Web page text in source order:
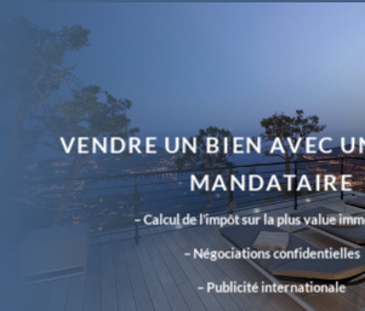
VENDRE UN BIEN AVEC
MANDATAIRE
– Calcul de l’impôt sur la plus value
– Négociations confidentielles
– Publicité internationale